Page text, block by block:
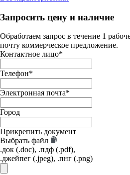
Запросить цену и наличие
Обработаем запрос в течение 1
почту коммерческое предложение.
Контактное лицо*
Телефон*
Электронная почта*
Город
Прикрепить документ
Выбрать файл
.док (.doc), .пдф (.pdf),
.джейпег (.jpeg), .пнг (.png)